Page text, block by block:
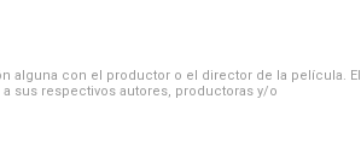
alguna con el productor o el director de la película. El
sus respectivos autores, productoras y/o